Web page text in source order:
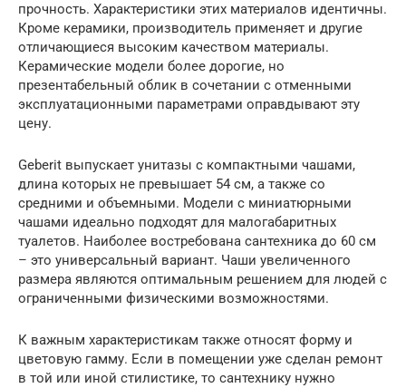
прочность. Характеристики этих материалов идентичны.
Кроме керамики, производитель применяет и другие
отличающиеся высоким качеством материалы.
Керамические модели более дорогие, но
презентабельный облик в сочетании с отменными
эксплуатационными параметрами оправдывают эту
цену.
Geberit выпускает унитазы с компактными чашами,
длина которых не превышает 54 см, а также со
средними и объемными. Модели с миниатюрными
чашами идеально подходят для малогабаритных
туалетов. Наиболее востребована сантехника до 60 см
– это универсальный вариант. Чаши увеличенного
размера являются оптимальным решением для людей с
ограниченными физическими возможностями.
К важным характеристикам также относят форму и
цветовую гамму. Если в помещении уже сделан ремонт
в той или иной стилистике, то сантехнику нужно